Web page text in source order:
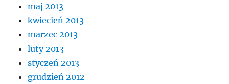
maj 2013
kwiecień 2013
marzec 2013
luty 2013
styczeń 2013
grudzień 2012